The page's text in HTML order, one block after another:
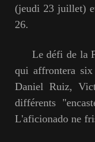
(jeudi 23 juillet)
26.
Le défi de la
qui affrontera
Daniel Ruiz,
différents
L'aficionado ne